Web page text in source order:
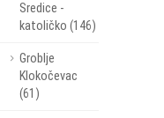
Sredice -
katoličko (146)
Groblje
Klokočevac
(61)